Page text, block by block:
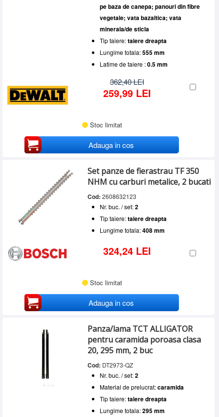
pe baza de canepa; panouri din fibre
vegetale; vata bazaltica; vata
minerala/de sticla
Tip taiere:taiere dreapta
Lungime totala:555 mm
Latime de taiere :0.5 mm
362,40 LEI
259,99 LEI
Stoc limitat
Adauga in cos
Set panze de fierastrau TF 350
NHM cu carburi metalice, 2 bucati
Cod: 2608632123
Nr. buc. / set:2
Tip taiere:taiere dreapta
Lungime totala:408 mm
324,24 LEI
Stoc limitat
Adauga in cos
Panza/lama TCT ALLIGATOR
pentru caramida poroasa clasa
20, 295 mm, 2 buc
Cod: DT2973-QZ
Nr. buc. / set:2
Material de prelucrat:caramida
Tip taiere:taiere dreapta
Lungime totala:295 mm